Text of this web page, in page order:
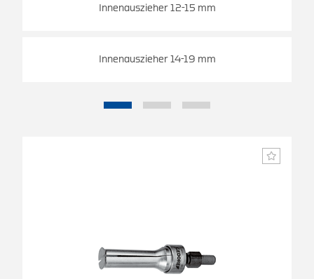
Innenauszieher 12-15 mm
Innenauszieher 14-19 mm